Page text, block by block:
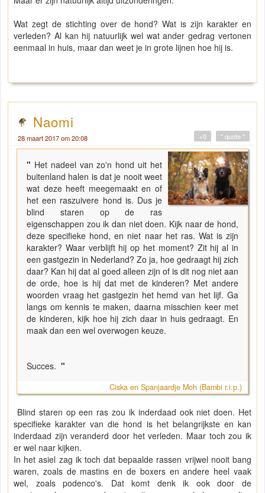
Wat zegt de stichting over de hond? Wat is zijn karakter en
verleden? Al kan hij natuurlijk wel wat ander gedrag vertonen
eenmaal in huis, maar dan weet je in grote lijnen hoe hij is.
Naomi
28 maart 2017 om 20:08 " quote "
+0
" Het nadeel van zo'n hond uit het
buitenland halen is dat je nooit weet
wat deze heeft meegemaakt en of
het een raszuivere hond is. Dus je
blind staren op de ras
eigenschappen zou ik dan niet doen. Kijk naar de hond,
deze specifieke hond, en niet naar het ras. Wat is zijn
karakter? Waar verblijft hij op het moment? Zit hij al in
een gastgezin in Nederland? Zo ja, hoe gedraagt hij zich
daar? Kan hij dat al goed alleen zijn of is dit nog niet aan
de orde, hoe is hij dat met de kinderen? Met andere
woorden vraag het gastgezin het hemd van het lijf. Ga
langs om kennis te maken, daarna misschien keer met
de kinderen, kijk hoe hij zich daar in huis gedraagt. En
maak dan een wel overwogen keuze.
Succes. "
Ciska en Spanjaardje Moh (Bambi r.i.p.)
Blind staren op een ras zou ik inderdaad ook niet doen. Het
specifieke karakter van die hond is het belangrijkste en kan
inderdaad zijn veranderd door het verleden. Maar toch zou ik
er wel naar kijken.
In het asiel zag ik toch dat bepaalde rassen vrijwel nooit bang
waren, zoals de mastins en de boxers en andere heel vaak
wel, zoals podenco's. Dat komt denk ik ook door de